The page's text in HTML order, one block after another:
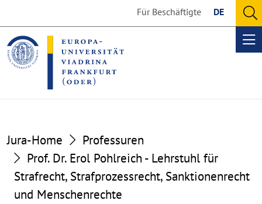
the
content
section
the
footer
section
Für Beschäftigte DE
Jura-Home
Professuren
Prof. Dr. Erol Pohlreich - Lehrstuhl für
Strafrecht, Strafprozessrecht, Sanktionenrecht
und Menschenrechte